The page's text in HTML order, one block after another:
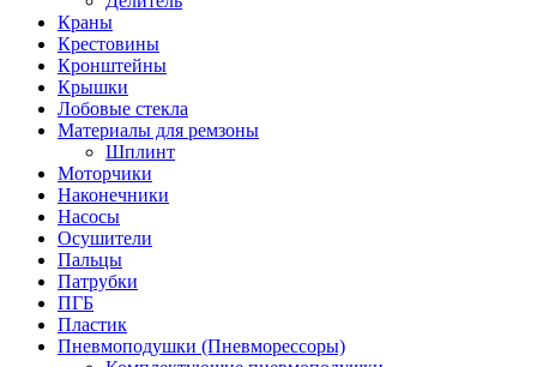
Краны
Крестовины
Кронштейны
Крышки
Лобовые стекла
Материалы для ремзоны
Шплинт
Моторчики
Наконечники
Насосы
Осушители
Пальцы
Патрубки
ПГБ
Пластик
Пневмоподушки (Пневморессоры)